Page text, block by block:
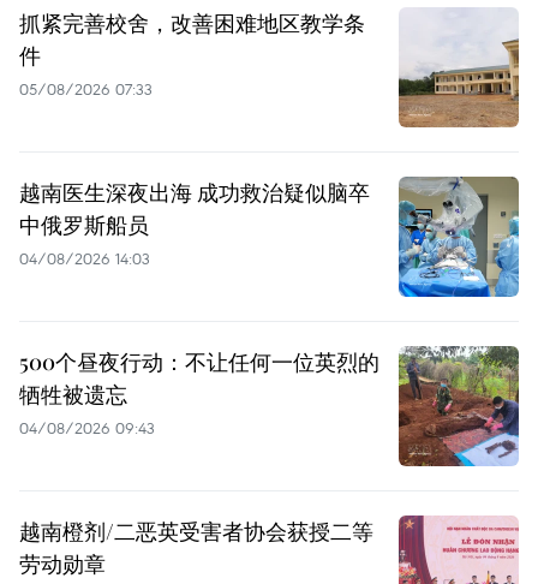
抓紧完善校舍，改善困难地区教学条
件
05/08/2026 07:33
越南医生深夜出海 成功救治疑似脑卒
中俄罗斯船员
04/08/2026 14:03
500个昼夜行动：不让任何一位英烈的
牺牲被遗忘
04/08/2026 09:43
越南橙剂/二恶英受害者协会获授二等
劳动勋章